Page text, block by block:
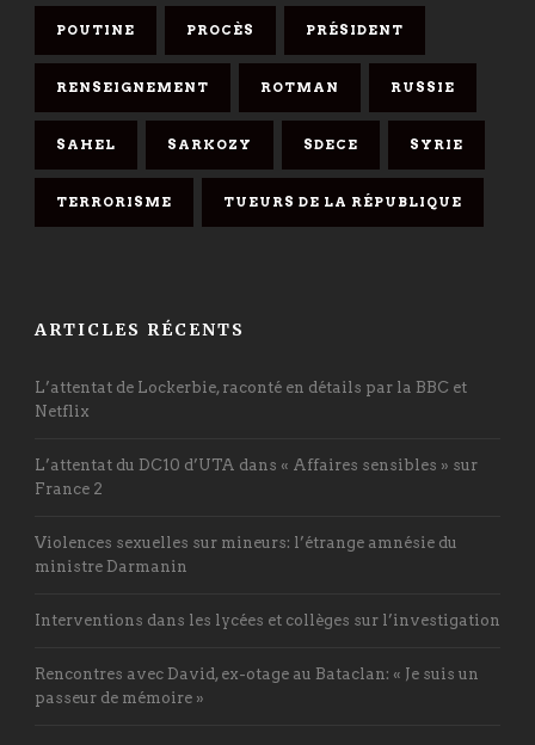
POUTINE PROCÈS PRÉSIDENT
RENSEIGNEMENT ROTMAN RUSSIE
SAHEL SARKOZY SDECE SYRIE
TERRORISME TUEURS DE LA RÉPUBLIQUE
ARTICLES RÉCENTS
L’attentat de Lockerbie, raconté en détails par la BBC et
Netflix
L’attentat du DC10 d’UTA dans « Affaires sensibles » sur
France 2
Violences sexuelles sur mineurs: l’étrange amnésie du
ministre Darmanin
Interventions dans les lycées et collèges sur l’investigation
Rencontres avec David, ex-otage au Bataclan: « Je suis un
passeur de mémoire »